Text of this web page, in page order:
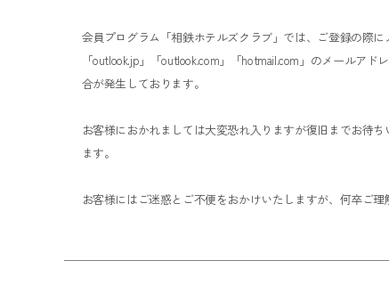
会員プログラム「相鉄ホテルズクラブ」では、ご登録の際
「outlook.jp」「outlook.com」「hotmail.com」のメールア
合が発生しております。
お客様におかれましては大変恐れ入りますが復旧までお待
ます。
お客様にはご迷惑とご不便をおかけいたしますが、何卒ご理